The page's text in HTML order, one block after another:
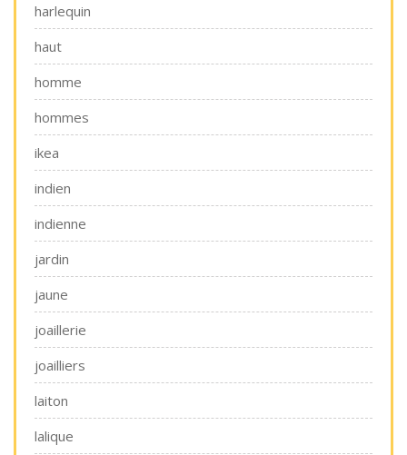
harlequin
haut
homme
hommes
ikea
indien
indienne
jardin
jaune
joaillerie
joailliers
laiton
lalique